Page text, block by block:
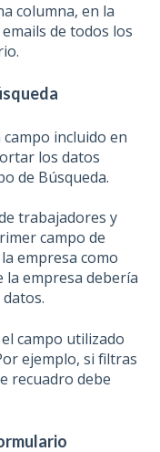
columna, en la
de todos los
incluido en
los datos
de Búsqueda.
trabajadores y
campo de
empresa como
la empresa debería
campo utilizado
ejemplo, si filtras
recuadro debe